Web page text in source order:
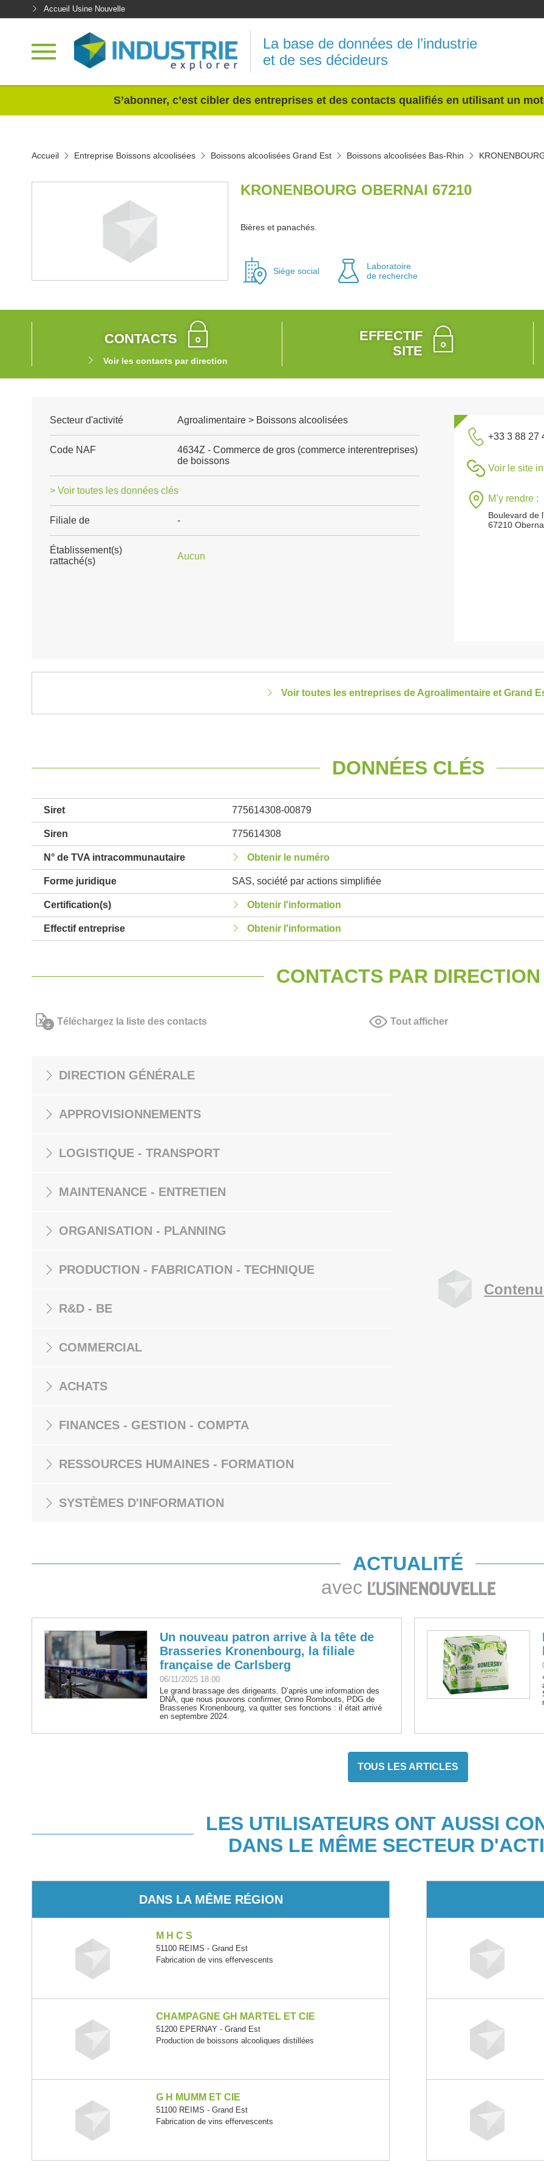
Accueil Usine Nouvelle
La base de données de l’industrie
et de ses décideurs
S’abonner, c’est cibler des entreprises et des contacts qualifiés en utilisant un
Accueil Entreprise Boissons alcoolisées Boissons alcoolisées Grand Est Boissons alcoolisées Bas-Rhin
KRONENBOURG OBERNAI 67210
Bières et panachés.
Siège social
Laboratoire
de recherche
CONTACTS
Voir les contacts par direction
EFFECTIF
SITE
Secteur d'activité Agroalimentaire > Boissons alcoolisées
Code NAF
4634Z - Commerce de gros (commerce interentreprises)
de boissons
> Voir toutes les données clés
Filiale de -
Établissement(s)
rattaché(s)
Aucun
+33 3 88 27
Voir le site
M’y rendre :
Boulevard de
67210
Voir toutes les entreprises de Agroalimentaire et Grand
DONNÉES CLÉS
Siret 775614308-00879
Siren 775614308
N° de TVA intracommunautaire Obtenir le numéro
Forme juridique SAS, société par actions simplifiée
Certification(s) Obtenir l'information
Effectif entreprise Obtenir l'information
CONTACTS PAR DIRECTION
Téléchargez la liste des contacts Tout afficher
DIRECTION GÉNÉRALE
APPROVISIONNEMENTS
LOGISTIQUE - TRANSPORT
MAINTENANCE - ENTRETIEN
ORGANISATION - PLANNING
PRODUCTION - FABRICATION - TECHNIQUE
R&D - BE
COMMERCIAL
ACHATS
FINANCES - GESTION - COMPTA
RESSOURCES HUMAINES - FORMATION
SYSTÈMES D'INFORMATION
ACTUALITÉ
avec
Un nouveau patron arrive à la tête de
Brasseries Kronenbourg, la filiale
française de Carlsberg
06/11/2025 18:00
Le grand brassage des dirigeants. D’après une information des
DNA, que nous pouvons confirmer, Onno Rombouts, PDG de
Brasseries Kronenbourg, va quitter ses fonctions : il était arrivé
en septembre 2024.
TOUS LES ARTICLES
LES UTILISATEURS ONT AUSSI
DANS LE MÊME SECTEUR
DANS LA MÊME RÉGION
M H C S
51100 REIMS - Grand Est
Fabrication de vins effervescents
CHAMPAGNE GH MARTEL ET CIE
51200 EPERNAY - Grand Est
Production de boissons alcooliques distillées
G H MUMM ET CIE
51100 REIMS - Grand Est
Fabrication de vins effervescents